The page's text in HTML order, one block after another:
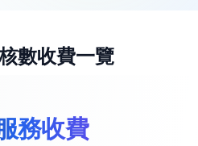
數收費一覽
務收費